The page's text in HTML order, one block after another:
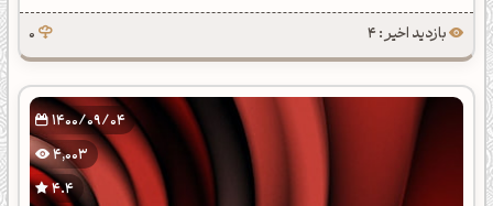
بازدید اخیر : 4 0
1400/09/04
4,003
4.4